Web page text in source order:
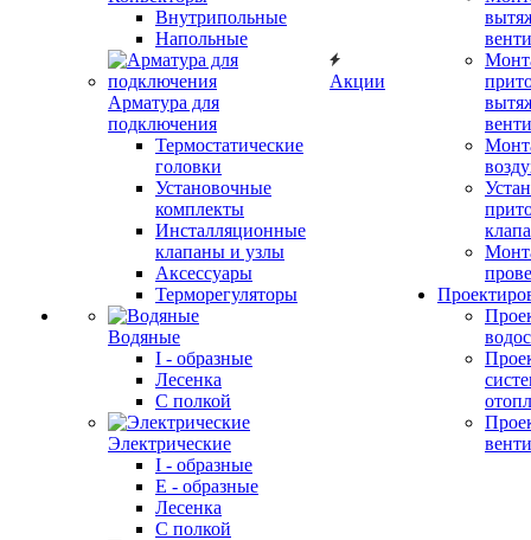
Внутрипольные
Напольные
Арматура для
подключения
Термостатические
головки
Установочные
комплекты
Инсталляционные
клапаны и узлы
Аксессуары
Терморегуляторы
Водяные
I - образные
Лесенка
С полкой
Электрические
I - образные
E - образные
Лесенка
С полкой
Акции